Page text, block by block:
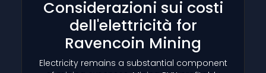
Considerazioni sui costi
dell'elettricità for
Ravencoin Mining
Electricity remains a substantial component